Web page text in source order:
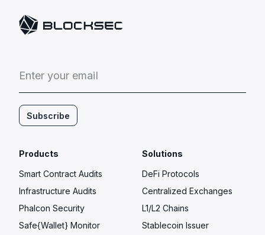
Enter your email
Subscribe
Products
Smart Contract Audits
Infrastructure Audits
Phalcon Security
Safe{Wallet} Monitor
Solutions
DeFi Protocols
Centralized Exchanges
L1/L2 Chains
Stablecoin Issuer